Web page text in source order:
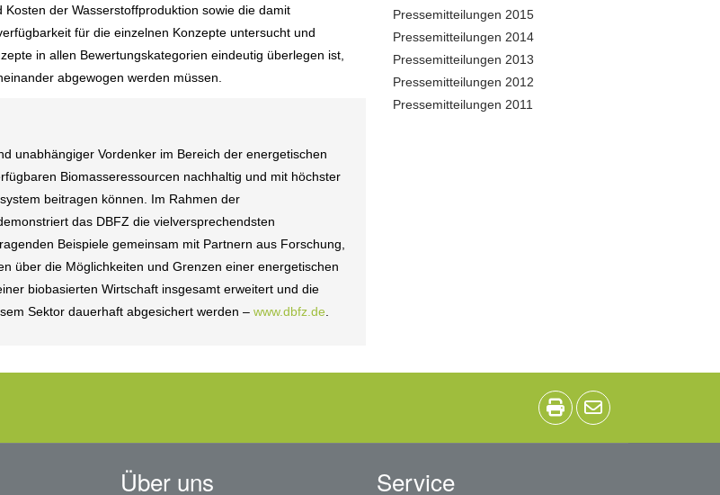
der Wasserstoffproduktion sowie die damit
für die einzelnen Konzepte untersucht und
in allen Bewertungskategorien eindeutig überlegen ist,
abgewogen werden müssen.
unabhängiger Vordenker im Bereich der energetischen
Biomasseressourcen nachhaltig und mit höchster
beitragen können. Im Rahmen der
das DBFZ die vielversprechendsten
Beispiele gemeinsam mit Partnern aus Forschung,
über die Möglichkeiten und Grenzen einer energetischen
biobasierten Wirtschaft insgesamt erweitert und die
Sektor dauerhaft abgesichert werden – www.dbfz.de
Pressemitteilungen 2015
Pressemitteilungen 2014
Pressemitteilungen 2013
Pressemitteilungen 2012
Pressemitteilungen 2011
Über uns Service